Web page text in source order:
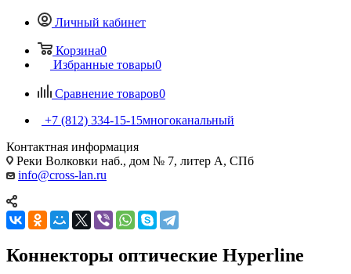
Личный кабинет
Корзина0
Избранные товары0
Сравнение товаров0
+7 (812) 334-15-15многоканальный
Контактная информация
Реки Волковки наб., дом № 7, литер А, СПб
info@cross-lan.ru
Коннекторы оптические Hyperline